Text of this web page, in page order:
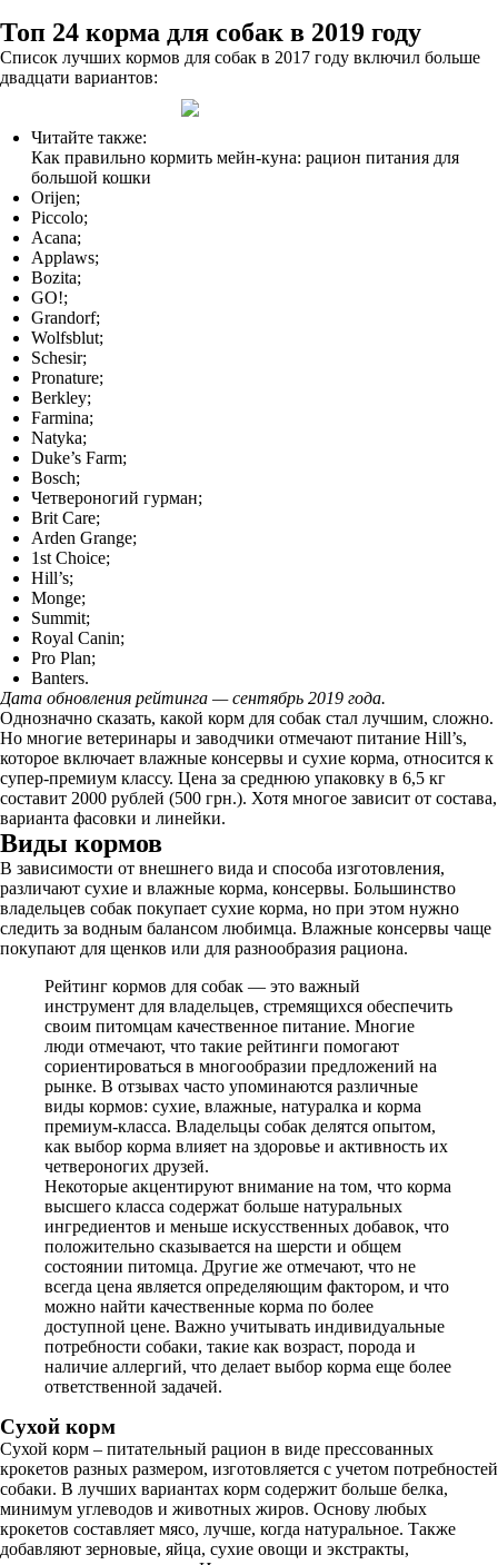
Топ 24 корма для собак в 2019 году
Список лучших кормов для собак в 2017 году включил больше
двадцати вариантов:
Читайте также:
Как правильно кормить мейн-куна: рацион питания для
большой кошки
Orijen;
Piccolo;
Acana;
Applaws;
Bozita;
GO!;
Grandorf;
Wolfsblut;
Schesir;
Pronature;
Berkley;
Farmina;
Natyka;
Duke’s Farm;
Bosch;
Четвероногий гурман;
Brit Care;
Arden Grange;
1st Choice;
Hill’s;
Monge;
Summit;
Royal Canin;
Pro Plan;
Banters.
Дата обновления рейтинга — сентябрь 2019 года.
Однозначно сказать, какой корм для собак стал лучшим, сложно.
Но многие ветеринары и заводчики отмечают питание Hill’s,
которое включает влажные консервы и сухие корма, относится к
супер-премиум классу. Цена за среднюю упаковку в 6,5 кг
составит 2000 рублей (500 грн.). Хотя многое зависит от состава,
варианта фасовки и линейки.
Виды кормов
В зависимости от внешнего вида и способа изготовления,
различают сухие и влажные корма, консервы. Большинство
владельцев собак покупает сухие корма, но при этом нужно
следить за водным балансом любимца. Влажные консервы чаще
покупают для щенков или для разнообразия рациона.
Рейтинг кормов для собак — это важный
инструмент для владельцев, стремящихся обеспечить
своим питомцам качественное питание. Многие
люди отмечают, что такие рейтинги помогают
сориентироваться в многообразии предложений на
рынке. В отзывах часто упоминаются различные
виды кормов: сухие, влажные, натуралка и корма
премиум-класса. Владельцы собак делятся опытом,
как выбор корма влияет на здоровье и активность их
четвероногих друзей.
Некоторые акцентируют внимание на том, что корма
высшего класса содержат больше натуральных
ингредиентов и меньше искусственных добавок, что
положительно сказывается на шерсти и общем
состоянии питомца. Другие же отмечают, что не
всегда цена является определяющим фактором, и что
можно найти качественные корма по более
доступной цене. Важно учитывать индивидуальные
потребности собаки, такие как возраст, порода и
наличие аллергий, что делает выбор корма еще более
ответственной задачей.
Сухой корм
Сухой корм – питательный рацион в виде прессованных
крокетов разных размером, изготовляется с учетом потребностей
собаки. В лучших вариантах корм содержит больше белка,
минимум углеводов и животных жиров. Основу любых
крокетов составляет мясо, лучше, когда натуральное. Также
добавляют зерновые, яйца, сухие овощи и экстракты,